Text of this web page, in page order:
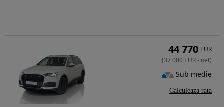
44 770 EUR
(37 000 EUR- net)
Sub medie
Calculeaza rata